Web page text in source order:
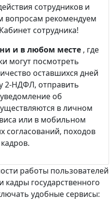
сотрудников и
вопросам рекомендуем
сотрудника!
и в любом месте , где
могут посмотреть
оставшихся дней
2-НДФЛ, отправить
об
в личном
или в мобильном
согласований, походов
работы пользователей
кадры государственного
удобные сервисы: